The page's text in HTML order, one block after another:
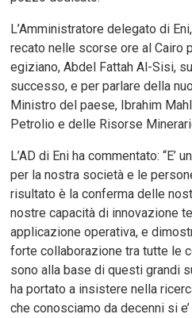
L’Amministratore delegato di
recato nelle scorse ore al Cairo
egiziano, Abdel Fattah Al-Sisi,
successo, e per parlare della
Ministro del paese, Ibrahim
Petrolio e delle Risorse
L’AD di Eni ha commentato: “E’
per la nostra società e le
risultato è la conferma delle
nostre capacità di innovazione
applicazione operativa, e
forte collaborazione tra tutte le
sono alla base di questi grandi
ha portato a insistere nella
che conosciamo da decenni si